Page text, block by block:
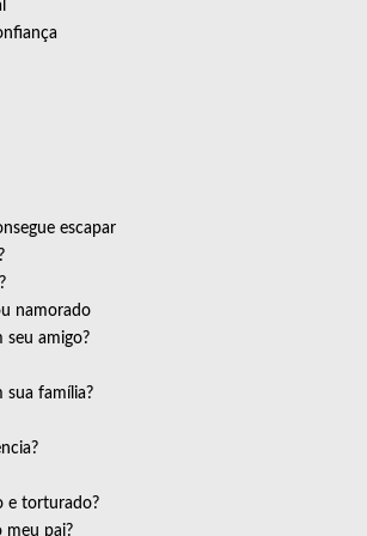
escapar
namorado
seu amigo?
sua família?
e torturado?
meu pai?